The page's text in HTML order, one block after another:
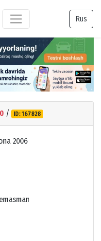
Rus
/ ID: 167828
2006